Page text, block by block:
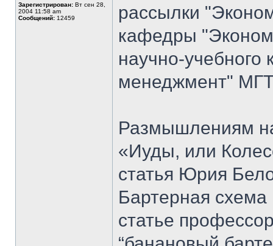
Зарегистрирован: Вт сен 28,
2004 11:58 am
Сообщений: 12459
рассылки
кафедры
научно-
менеджмент"
Размышлениям
«Иуды, или
статья Юрия
Бартерная схема
статье